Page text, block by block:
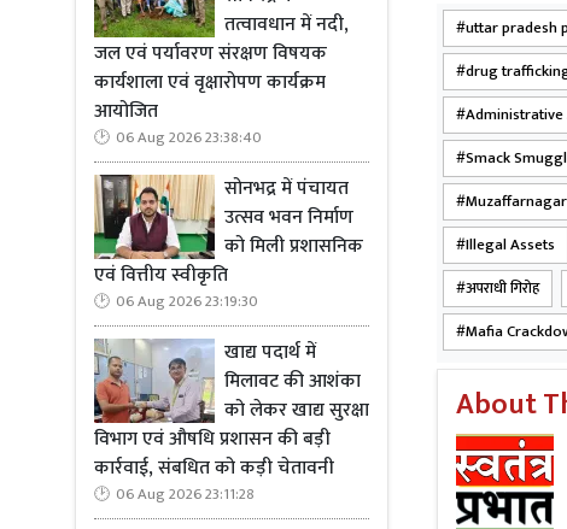
तत्वावधान में नदी,
जल एवं पर्यावरण संरक्षण विषयक
कार्यशाला एवं वृक्षारोपण कार्यक्रम
आयोजित
06 Aug 2026 23:38:40
सोनभद्र में पंचायत
उत्सव भवन निर्माण
को मिली प्रशासनिक
एवं वित्तीय स्वीकृति
06 Aug 2026 23:19:30
खाद्य पदार्थ में
मिलावट की आशंका
को लेकर खाद्य सुरक्षा
विभाग एवं औषधि प्रशासन की बड़ी
कार्रवाई, संबधित को कड़ी चेतावनी
06 Aug 2026 23:11:28
uttar pradesh
drug
Smack
Illegal Assets
अपराधी गिरोह
Mafia
About